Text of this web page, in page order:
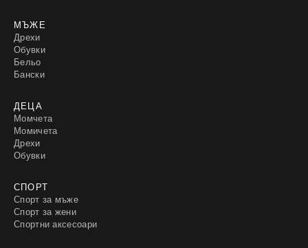
МЪЖЕ
Дрехи
Обувки
Бельо
Бански
ДЕЦА
Момчета
Момичета
Дрехи
Обувки
СПОРТ
Спорт за мъже
Спорт за жени
Спортни аксесоари